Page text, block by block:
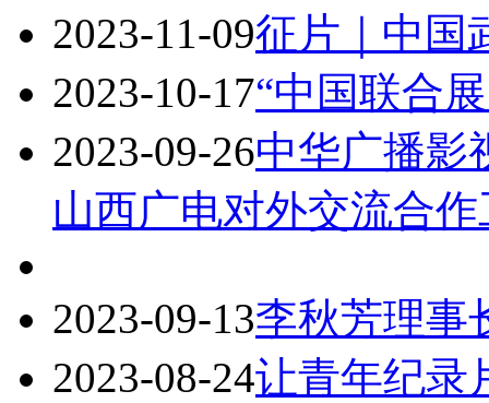
2023-11-09征片｜中国
2023-10-17“中国联合
2023-09-26中华广播影
山西广电对外交流合
2023-09-13李秋芳理事
2023-08-24让青年纪录